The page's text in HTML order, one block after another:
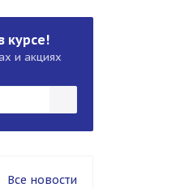
курсе!
и акциях
Все новости